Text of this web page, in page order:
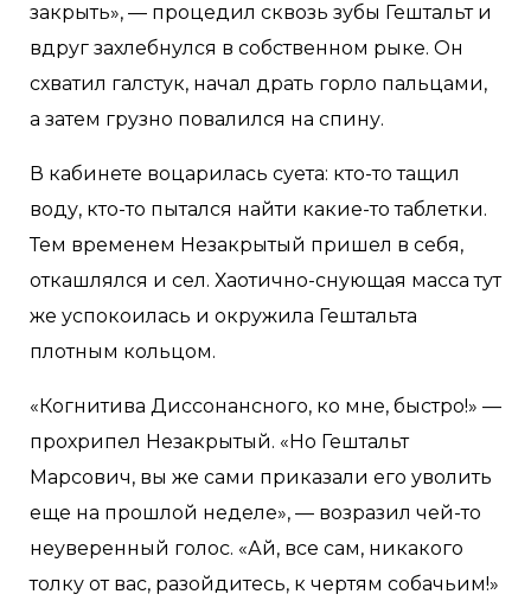
закрыть», — процедил сквозь зубы Гештальт и
вдруг захлебнулся в собственном рыке. Он
схватил галстук, начал драть горло пальцами,
а затем грузно повалился на спину.
В кабинете воцарилась суета: кто-то тащил
воду, кто-то пытался найти какие-то таблетки.
Тем временем Незакрытый пришел в себя,
откашлялся и сел. Хаотично-снующая масса тут
же успокоилась и окружила Гештальта
плотным кольцом.
«Когнитива Диссонансного, ко мне, быстро!» —
прохрипел Незакрытый. «Но Гештальт
Марсович, вы же сами приказали его уволить
еще на прошлой неделе», — возразил чей-то
неуверенный голос. «Ай, все сам, никакого
толку от вас, разойдитесь, к чертям собачьим!»